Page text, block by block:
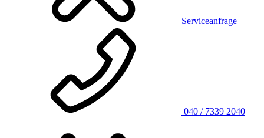
Serviceanfrage
040 / 7339 2040